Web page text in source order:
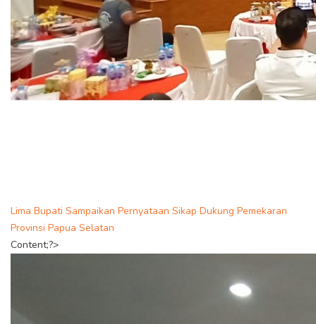
Lima Bupati Sampaikan Pernyataan Sikap Dukung Pemekaran
Provinsi Papua Selatan
Content;?>